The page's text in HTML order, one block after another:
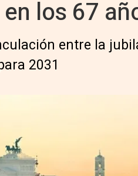
los 67
entre la
2031